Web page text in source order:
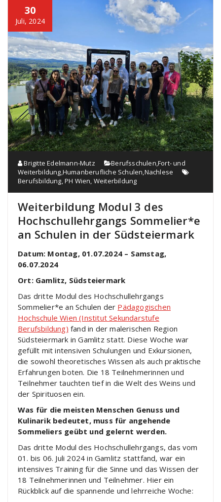
30
Juli, 2024
Brigitte Edelmann-Mutz Berufsschulen,Fort- und
Weiterbildung,Humanberufliche Schulen,Nachlese
Berufsbildung,PH Wien, Weiterbildung
Weiterbildung Modul 3 des
Hochschullehrgangs Sommelier*e
an Schulen in der Südsteiermark
Datum: Montag, 01.07.2024 – Samstag,
06.07.2024
Ort: Gamlitz, Südsteiermark
Das dritte Modul des Hochschullehrgangs
Sommelier*e an Schulen der Pädagogischen
Hochschule Wien (Institut Sekundarstufe
Berufsbildung) fand in der malerischen Region
Südsteiermark in Gamlitz statt. Diese Woche war
gefüllt mit intensiven Schulungen und Exkursionen,
die sowohl theoretisches Wissen als auch praktische
Erfahrungen boten. Die 18 Teilnehmerinnen und
Teilnehmer tauchten tief in die Welt des Weins und
der Spirituosen ein.
Was für die meisten Menschen Genuss und
Kulinarik bedeutet, muss für angehende
Sommeliers geübt und gelernt werden.
Das dritte Modul des Hochschullehrgangs, das vom
01. bis 06. Juli 2024 in Gamlitz stattfand, war ein
intensives Training für die Sinne und das Wissen der
18 Teilnehmerinnen und Teilnehmer. Hier ein
Rückblick auf die spannende und lehrreiche Woche: